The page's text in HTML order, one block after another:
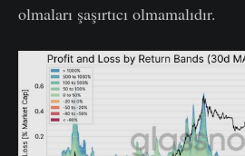
olmaları şaşırtıcı olmamalıdır.